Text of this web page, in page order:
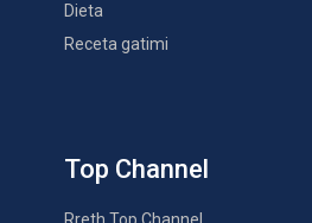
Dieta
Receta gatimi
Top Channel